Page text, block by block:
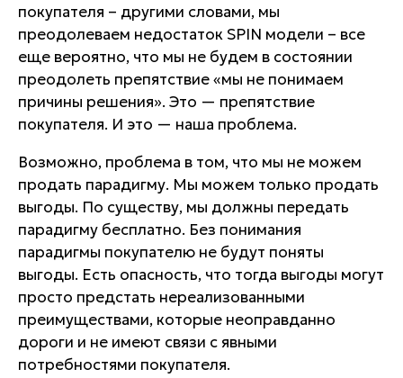
покупателя – другими словами, мы
преодолеваем недостаток SPIN модели – все
еще вероятно, что мы не будем в состоянии
преодолеть препятствие «мы не понимаем
причины решения». Это — препятствие
покупателя. И это — наша проблема.
Возможно, проблема в том, что мы не можем
продать парадигму. Мы можем только продать
выгоды. По существу, мы должны передать
парадигму бесплатно. Без понимания
парадигмы покупателю не будут поняты
выгоды. Есть опасность, что тогда выгоды могут
просто предстать нереализованными
преимуществами, которые неоправданно
дороги и не имеют связи с явными
потребностями покупателя.